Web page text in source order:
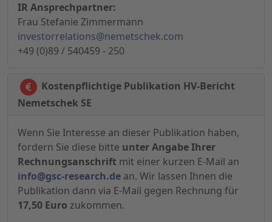
IR Ansprechpartner:
Frau Stefanie Zimmermann
investorrelations@nemetschek.com
+49 (0)89 / 540459 - 250
Kostenpflichtige Publikation HV-Bericht
Nemetschek SE
Wenn Sie Interesse an dieser Publikation haben,
fordern Sie diese bitte unter Angabe Ihrer
Rechnungsanschrift mit einer kurzen E-Mail an
info@gsc-research.de an. Wir lassen Ihnen die
Publikation dann via E-Mail gegen Rechnung für
17,50 Euro zukommen.